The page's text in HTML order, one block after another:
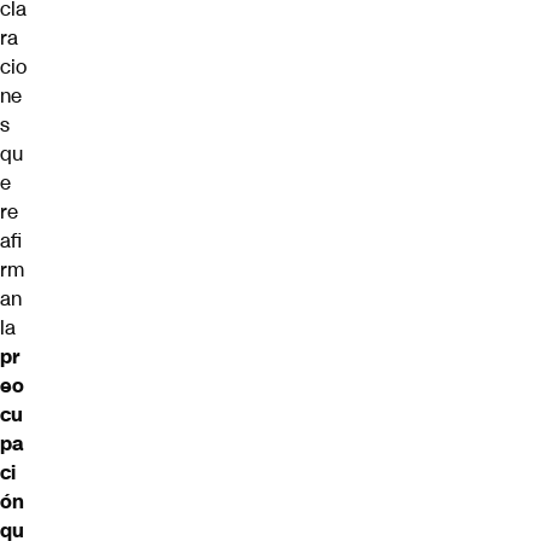
cla
ra
cio
ne
s
qu
e
re
afi
rm
an
la
pr
eo
cu
pa
ci
ón
qu